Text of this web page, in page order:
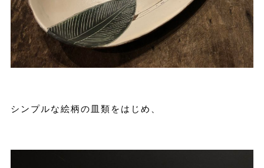
シンプルな絵柄の皿類をはじめ、